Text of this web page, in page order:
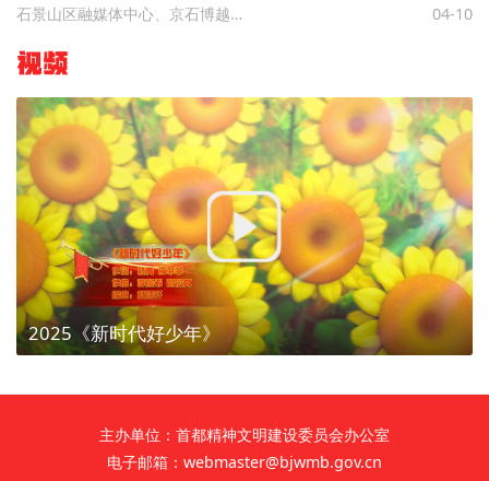
石景山区融媒体中心、京石博越体育、北京石景山 04-10
视频
2025《新时代好少年》
主办单位：首都精神文明建设委员会办公室
电子邮箱：webmaster@bjwmb.gov.cn